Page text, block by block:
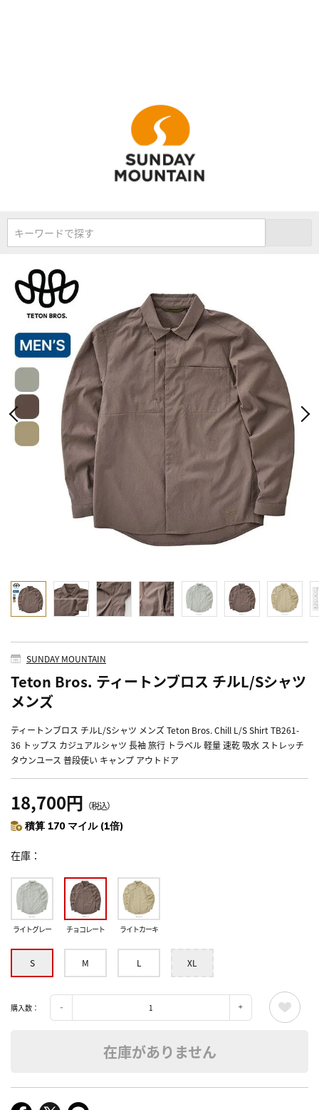
キーワードで探す
SUNDAY MOUNTAIN
Teton Bros. ティートンブロス チルL/Sシャツ
メンズ
ティートンブロス チルL/Sシャツ メンズ Teton Bros. Chill L/S Shirt TB261-
36 トップス カジュアルシャツ 長袖 旅行 トラベル 軽量 速乾 吸水 ストレッチ
タウンユース 普段使い キャンプ アウトドア
18,700円 （税込）
積算 170 マイル (1倍)
在庫
ライトグレー チョコレート ライトカーキ
S M L XL
購入数：
在庫がありません